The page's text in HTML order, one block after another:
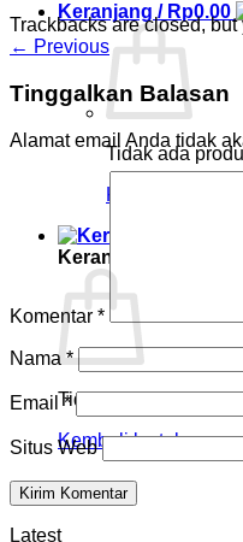
Keranjang / Rp0.00
Tidak ada
Kembali ke toko
Keranjang
Tidak ada produk di
Kembali ke toko
Trackbacks are closed,
← Previous
Tinggalkan Balasan
Alamat email Anda tidak
Komentar *
Nama *
Email*
Situs Web
Latest